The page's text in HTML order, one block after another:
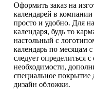
Оформить заказ на
календарей в
просто и удобно. Для
календаря, будь то
настольный с
календарь по месяцам
следует определиться
необходимости,
специальное
дизайн обложки.